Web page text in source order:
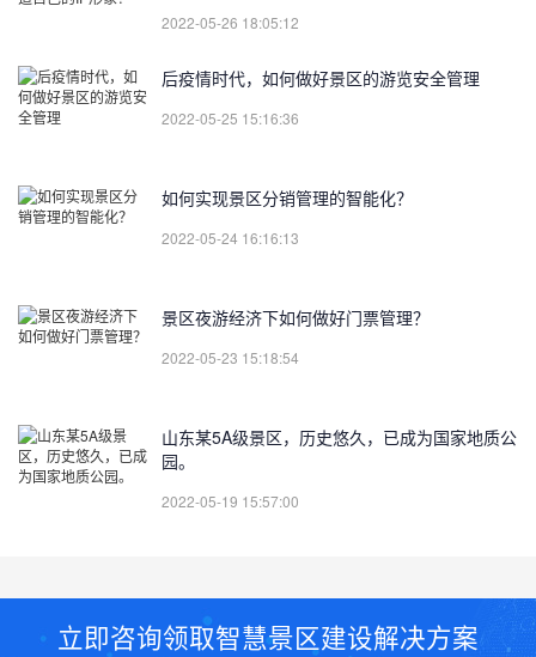
2022-05-26 18:05:12
后疫情时代，如何做好景区的游览安全管理
2022-05-25 15:16:36
如何实现景区分销管理的智能化？
2022-05-24 16:16:13
景区夜游经济下如何做好门票管理？
2022-05-23 15:18:54
山东某5A级景区，历史悠久，已成为国家地质公
园。
2022-05-19 15:57:00
立即咨询领取智慧景区建设解决方案